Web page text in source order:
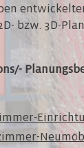
bzw. 3D-